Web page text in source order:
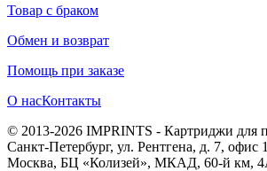
Товар с браком
Обмен и возврат
Помощь при заказе
О насКонтакты
© 2013-2026 IMPRINTS - Картриджи для
Санкт-Петербург, ул. Рентгена, д. 7,
Москва, БЦ «Колизей», МКАД, 60-й км,